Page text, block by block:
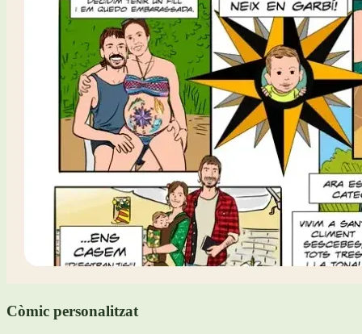
Còmic personalitzat